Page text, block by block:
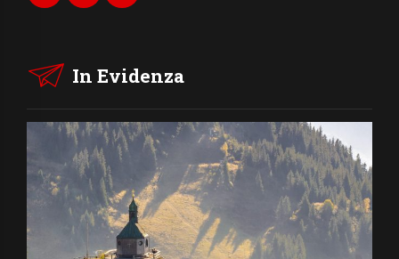
In Evidenza